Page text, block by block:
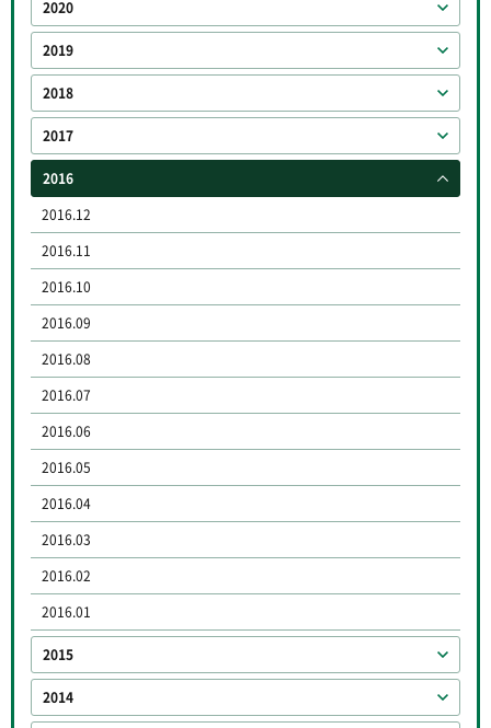
2020
2019
2018
2017
2016
2016.12
2016.11
2016.10
2016.09
2016.08
2016.07
2016.06
2016.05
2016.04
2016.03
2016.02
2016.01
2015
2014